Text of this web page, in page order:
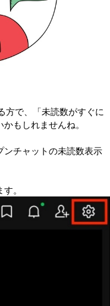
方で、「未読数がすぐに
もしれませんね。
ンチャットの未読数表示
。